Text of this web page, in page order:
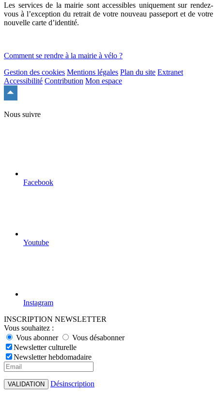
Les services de la mairie sont accessibles uniquement sur rendez-
vous à l’exception du retrait de votre nouveau passeport et de votre
nouvelle carte d’identité.
Comment se rendre à la mairie à vélo ?
Gestion des cookies Mentions légales Plan du site Extranet
Accessibilité Contribution Mon espace
du
Nous suivre
Facebook
Youtube
Instagram
INSCRIPTION NEWSLETTER
Vous souhaitez :
Vous abonner
Vous désabonner
Newsletter culturelle
Newsletter hebdomadaire
VALIDATION Désinscription